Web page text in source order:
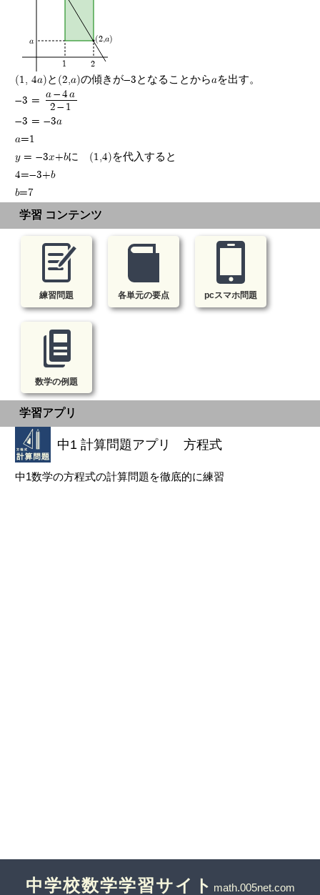
(2,a)
1 2
a
(1, 4a)と(2,a)の傾きが-3となることからaを出す。
-3 =
a-4a
2-1
-3 = -3a
a=1
y = -3x+bに (1,4)を代入すると
4=-3+b
b=7
学習 コンテンツ
練習問題 各単元の要点 pcスマホ問題
数学の例題
学習アプリ
中1 計算問題アプリ 方程式
中1数学の方程式の計算問題を徹底的に練習
中学校数学学習サイト